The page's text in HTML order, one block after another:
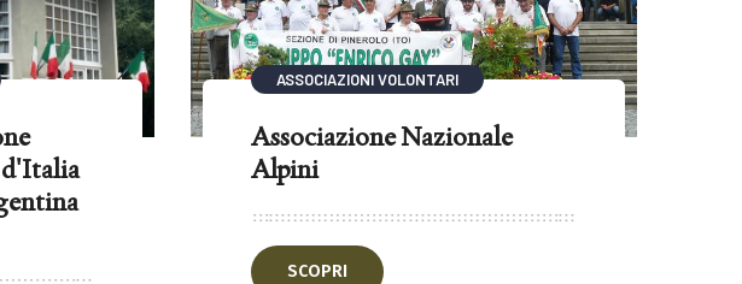
ASSOCIAZIONI VOLONTARI
Associazione Nazionale
Alpini
SCOPRI